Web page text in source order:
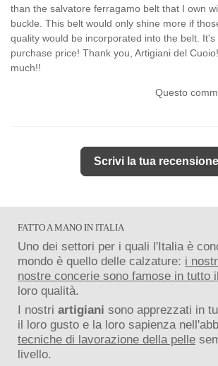
than the salvatore ferragamo belt that I own
buckle. This belt would only shine more if
quality would be incorporated into the belt.
purchase price! Thank you, Artigiani del
much!!
Questo
Scrivi la tua
FATTO A MANO IN ITALIA
Uno dei settori per i quali l'Italia è
mondo è quello delle calzature: i
nostre concerie sono famose in tutto
loro qualità.
I nostri artigiani sono apprezzati in
il loro gusto e la loro sapienza
tecniche di lavorazione della pelle
livello.